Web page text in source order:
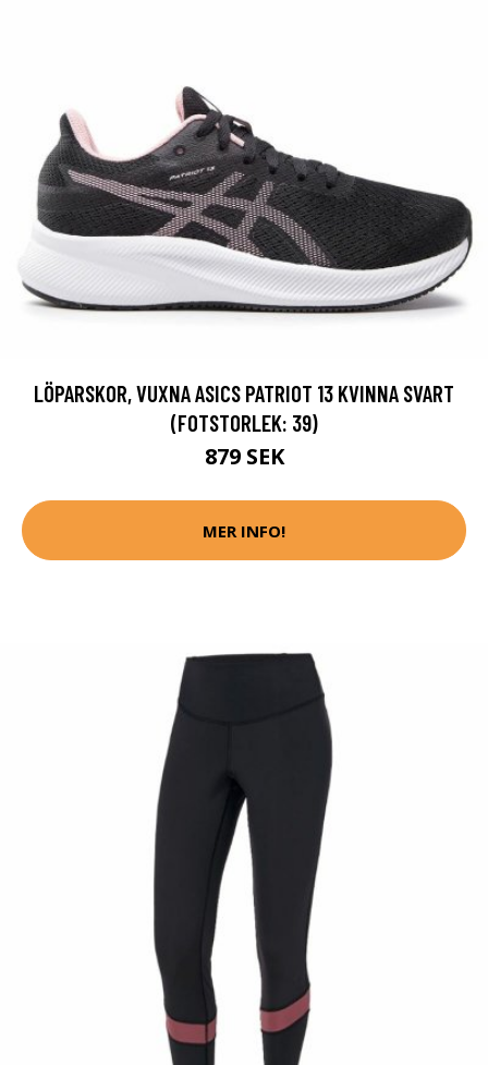
LÖPARSKOR, VUXNA ASICS PATRIOT 13 KVINNA SVART
(FOTSTORLEK: 39)
879 SEK
MER INFO!